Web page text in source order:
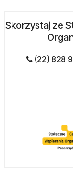
Skorzystaj ze
(22) 828